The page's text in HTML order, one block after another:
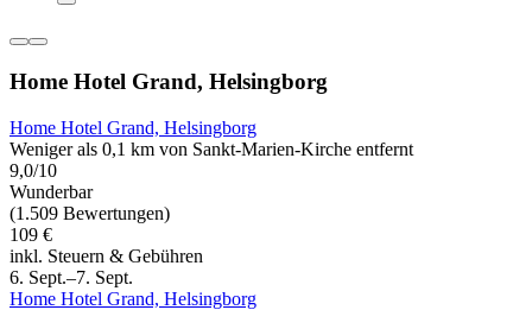
Home Hotel Grand, Helsingborg
Home Hotel Grand, Helsingborg
Weniger als 0,1 km von Sankt-Marien-Kirche entfernt
9,0/10
Wunderbar
(1.509 Bewertungen)
109 €
inkl. Steuern & Gebühren
6. Sept.–7. Sept.
Home Hotel Grand, Helsingborg